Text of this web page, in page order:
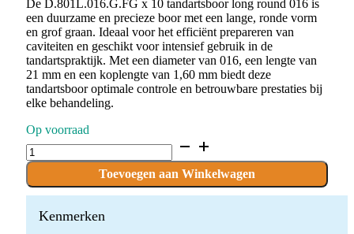
De D.801L.016.G.FG x 10 tandartsboor long round 016 is
een duurzame en precieze boor met een lange, ronde vorm
en grof graan. Ideaal voor het efficiënt prepareren van
caviteiten en geschikt voor intensief gebruik in de
tandartspraktijk. Met een diameter van 016, een lengte van
21 mm en een koplengte van 1,60 mm biedt deze
tandartsboor optimale controle en betrouwbare prestaties bij
elke behandeling.
Op voorraad
D.801L.016.G.FG
x
Boren
quantity
Toevoegen aan Winkelwagen
Kenmerken